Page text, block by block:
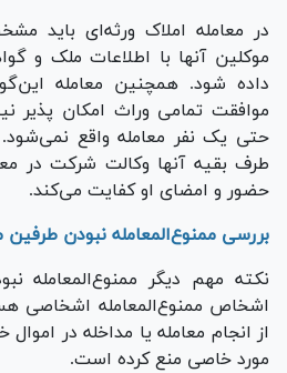
در معامله املاک ورثه‌ای باید
موکلین آنها با اطلاعات ملک و
داده شود. همچنین معامله
موافقت تمامی وراث امکان
حتی یک نفر معامله واقع نمی‌شود.
طرف بقیه آنها وکالت شرکت در
حضور و امضای او کفایت می‌کند.
بررسی ممنوع‌المعامله نبودن طرفین
نکته مهم دیگر ممنوع‌المعامله
مورد خاصی منع کرده است.